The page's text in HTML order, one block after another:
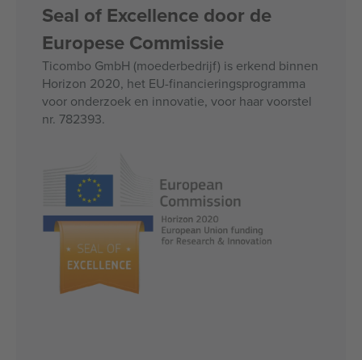
Seal of Excellence door de
Europese Commissie
Ticombo GmbH (moederbedrijf) is erkend binnen
Horizon 2020, het EU-financieringsprogramma
voor onderzoek en innovatie, voor haar voorstel
nr. 782393.